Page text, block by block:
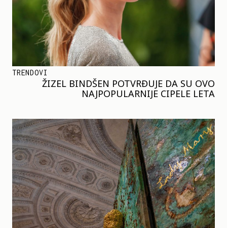
TRENDOVI
ŽIZEL BINDŠEN POTVRĐUJE DA SU OVO
NAJPOPULARNIJE CIPELE LETA